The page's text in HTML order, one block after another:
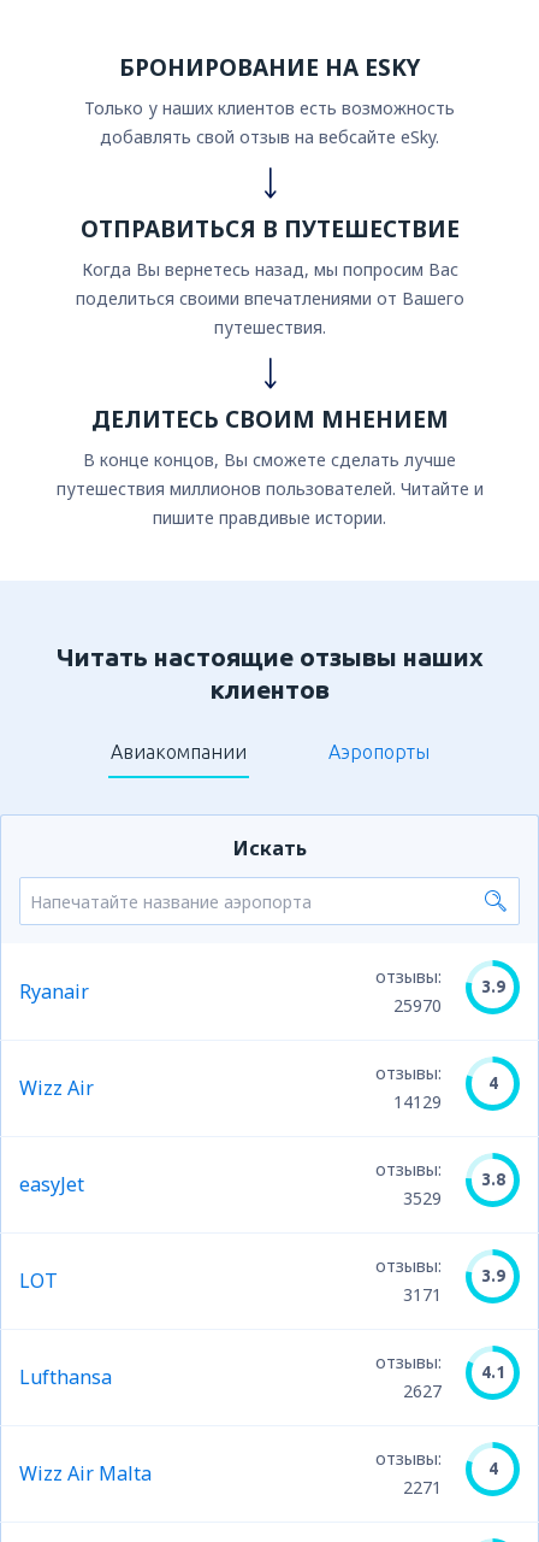
БРОНИРОВАНИЕ НА ESKY
Только у наших клиентов есть возможность
добавлять свой отзыв на вебсайте eSky.
ОТПРАВИТЬСЯ В ПУТЕШЕСТВИЕ
Когда Вы вернетесь назад, мы попросим Вас
поделиться своими впечатлениями от Вашего
путешествия.
ДЕЛИТЕСЬ СВОИМ МНЕНИЕМ
В конце концов, Вы сможете сделать лучше
путешествия миллионов пользователей. Читайте и
пишите правдивые истории.
Читать настоящие отзывы наших
клиентов
Авиакомпании Аэропорты
Искать
Ryanair
отзывы:
25970
3.9
Wizz Air
отзывы:
14129
4
easyJet
отзывы:
3529
3.8
LOT
отзывы:
3171
3.9
Lufthansa
отзывы:
2627
4.1
Wizz Air Malta
отзывы:
2271
4